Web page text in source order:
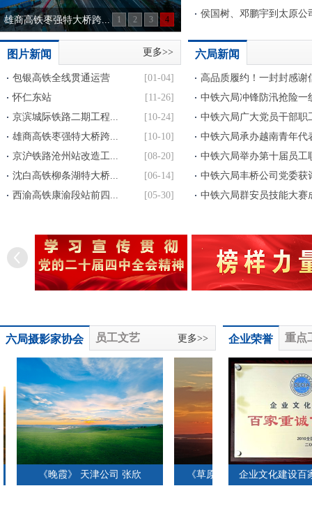
雄商高铁枣强特大桥跨... 1 2 3 4
侯国树、邓鹏宇到太原公
图片新闻 更多>>
包银高铁全线贯通运营
[01-04]
怀仁东站
[11-26]
京滨城际铁路二期工程...
[10-24]
雄商高铁枣强特大桥跨...
[10-10]
京沪铁路沧州站改造工...
[08-20]
沈白高铁柳条湖特大桥...
[06-14]
西渝高铁康渝段站前四...
[05-30]
六局新闻
高品质履约！一封封感谢
中铁六局冲锋防汛抢险一
中铁六局广大党员干部职
中铁六局承办越南青年代
中铁六局举办第十届员工
中铁六局丰桥公司党委获
中铁六局群安员技能大赛
六局摄影家协会 员工文艺 更多>>
《晚霞》 天津公司 张欣 《草原晚霞》 天津公司 张...
企业荣誉 重点
企业文化建设百